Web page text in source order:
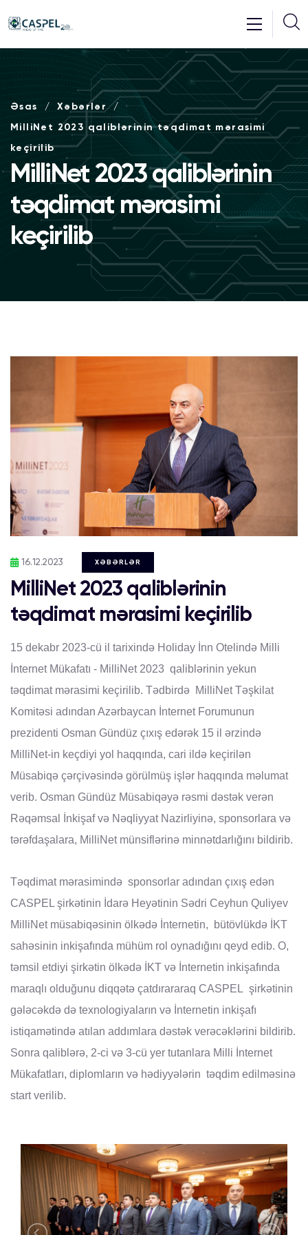
Əsas Xəbərlər
MilliNet 2023 qaliblərinin təqdimat mərasimi
keçirilib
MilliNet 2023 qaliblərinin
təqdimat mərasimi
keçirilib
16.12.2023 XƏBƏRLƏR
MilliNet 2023 qaliblərinin
təqdimat mərasimi keçirilib
15 dekabr 2023-cü il tarixində Holiday İnn Otelində Milli
İnternet Mükafatı - MilliNet 2023 qaliblərinin yekun
təqdimat mərasimi keçirilib. Tədbirdə MilliNet Təşkilat
Komitəsi adından Azərbaycan İnternet Forumunun
prezidenti Osman Gündüz çıxış edərək 15 il ərzində
MilliNet-in keçdiyi yol haqqında, cari ildə keçirilən
Müsabiqə çərçivəsində görülmüş işlər haqqında məlumat
verib. Osman Gündüz Müsabiqəyə rəsmi dəstək verən
Rəqəmsal İnkişaf və Nəqliyyat Nazirliyinə, sponsorlara və
tərəfdaşalara, MilliNet münsiflərinə minnətdarlığını bildirib.
Təqdimat mərasimində sponsorlar adından çıxış edən
CASPEL şirkətinin İdarə Heyətinin Sədri Ceyhun Quliyev
MilliNet müsabiqəsinin ölkədə İnternetin, bütövlükdə İKT
sahəsinin inkişafında mühüm rol oynadığını qeyd edib. O,
təmsil etdiyi şirkətin ölkədə İKT və İnternetin inkişafında
maraqlı olduğunu diqqətə çatdırararaq CASPEL şirkətinin
gələcəkdə də texnologiyaların və İnternetin inkişafı
istiqamətində atılan addımlara dəstək verəcəklərini bildirib.
Sonra qaliblərə, 2-ci və 3-cü yer tutanlara Milli İnternet
Mükafatları, diplomların və hədiyyələrin təqdim edilməsinə
start verilib.